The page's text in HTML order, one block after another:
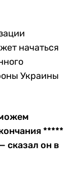
начаться
Украины
*****
сказал он в